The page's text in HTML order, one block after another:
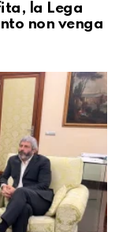
la Lega
non venga